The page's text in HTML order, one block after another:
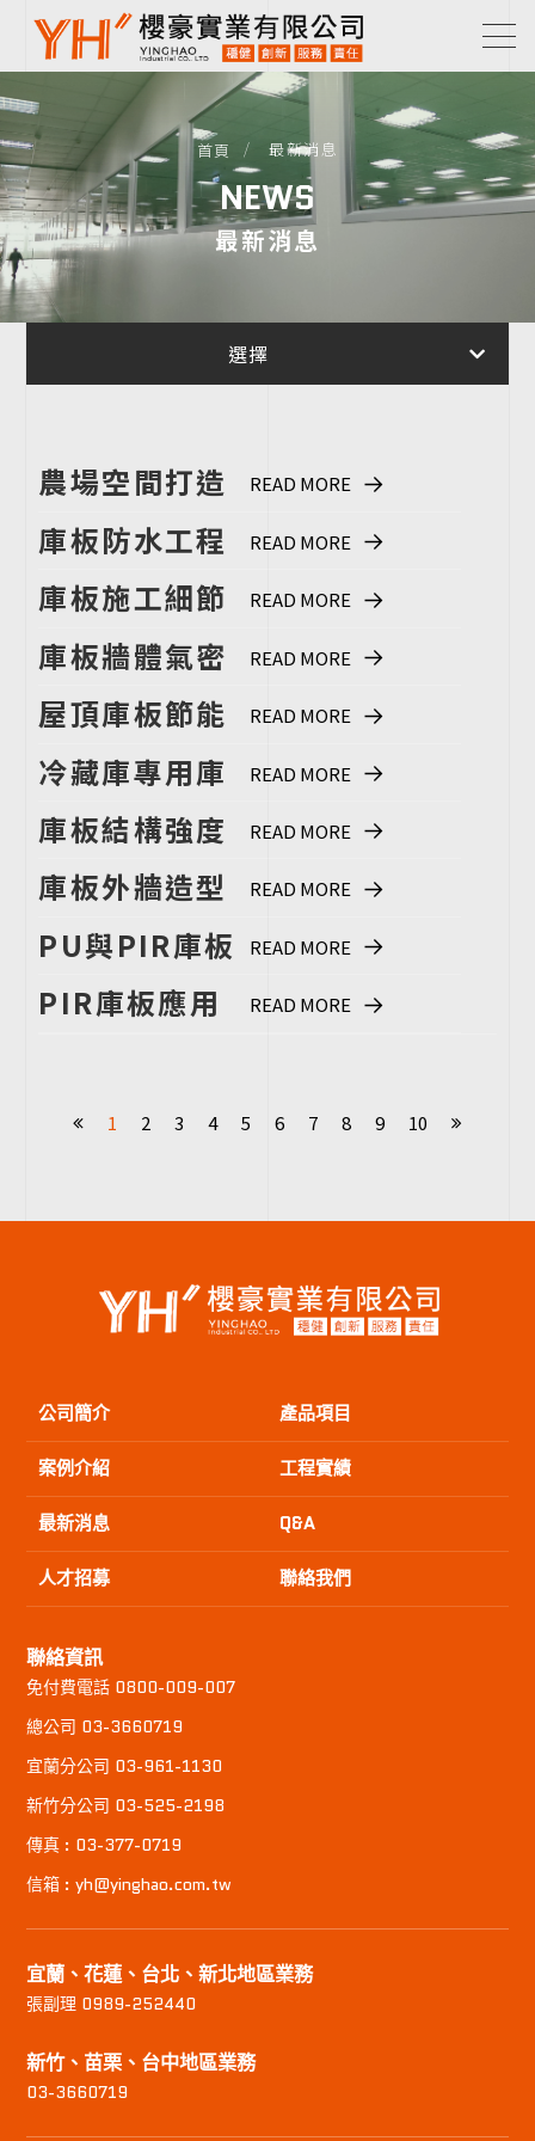
首頁 最新消息
最新消息
NEWS
選擇
農場空間打造 READ MORE
庫板防水工程
實務：接縫密
封與雨水排導
的完整
READ MORE
庫板施工細節
全攻略：從設
計、固定到防
水密封的專業
流程
READ MORE
庫板牆體氣密
工程：隔熱、
防水與節能性
能提升
READ MORE
屋頂庫板節能
設計：隔熱、
防水與結構安
全全解析
READ MORE
冷藏庫專用庫
板技術解析：
打造高效氣密
與恆溫環境
READ MORE
庫板結構強度
與耐候性分
析：長期穩定
建築的技術基
READ MORE
庫板外牆造型
設計：結合功
能與美學的建
READ MORE
PU與PIR庫板
混合系統：兼
READ MORE
PIR庫板應用
火與隔熱的高
READ MORE
1 2 3 4 5 6 7 8 9 10
公司簡介 產品項目
案例介紹 工程實績
最新消息 Q&A
人才招募 聯絡我們
聯絡資訊
免付費電話 0800-009-007
總公司 03-3660719
宜蘭分公司 03-961-1130
新竹分公司 03-525-2198
傳真 : 03-377-0719
信箱 : yh@yinghao.com.tw
宜蘭、花蓮、台北、新北地區業務
張副理 0989-252440
新竹、苗栗、台中地區業務
03-3660719